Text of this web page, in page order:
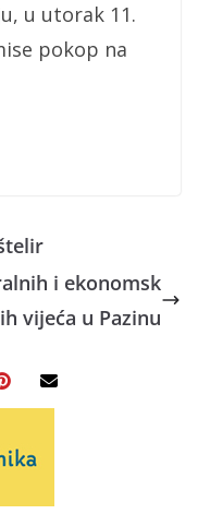
u utorak 11.
pokop na
i ekonomsk
ih vijeća u Pazinu